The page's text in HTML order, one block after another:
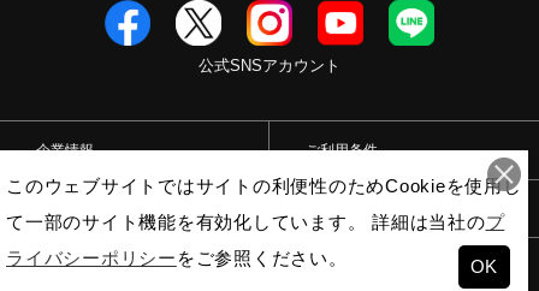
公式SNSアカウント
企業情報 ご利用条件
© Mizuno Corporation OK
このウェブサイトではサイトの利便性のためCookieを使用し
て一部のサイト機能を有効化しています。 詳細は当社のプ
ライバシーポリシー をご参照ください。